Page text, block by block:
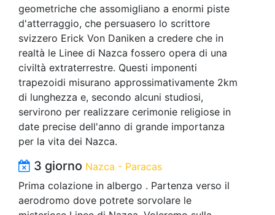
geometriche che assomigliano a enormi piste
d'atterraggio, che persuasero lo scrittore
svizzero Erick Von Daniken a credere che in
realtà le Linee di Nazca fossero opera di una
civiltà extraterrestre. Questi imponenti
trapezoidi misurano approssimativamente 2km
di lunghezza e, secondo alcuni studiosi,
servirono per realizzare cerimonie religiose in
date precise dell'anno di grande importanza
per la vita dei Nazca.
3 giorno Nazca - Paracas
Prima colazione in albergo . Partenza verso il
aerodromo dove potrete sorvolare le